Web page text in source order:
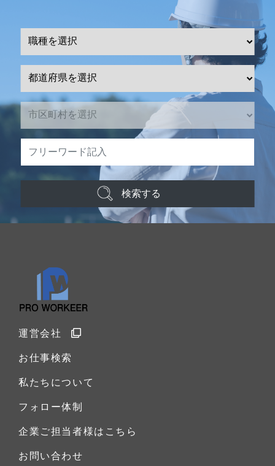
検索する
運営会社
お仕事検索
私たちについて
フォロー体制
企業ご担当者様はこちら
お問い合わせ